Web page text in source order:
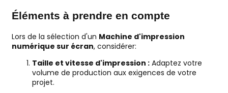
Éléments à prendre en compte
Lors de la sélection d'un Machine d'impression
numérique sur écran, considérer:
Taille et vitesse d'impression :Adaptez votre
volume de production aux exigences de votre
projet.